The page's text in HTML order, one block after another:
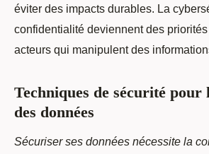
éviter des impacts durables. La
confidentialité deviennent des
acteurs qui manipulent des
Techniques de sécurité pour
des données
Sécuriser ses données nécessite la